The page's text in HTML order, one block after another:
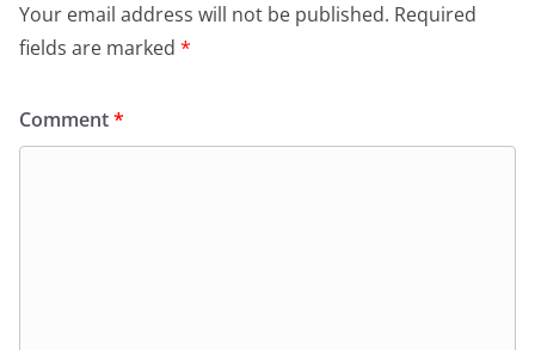
Your email address will not be published. Required
fields are marked *
Comment*